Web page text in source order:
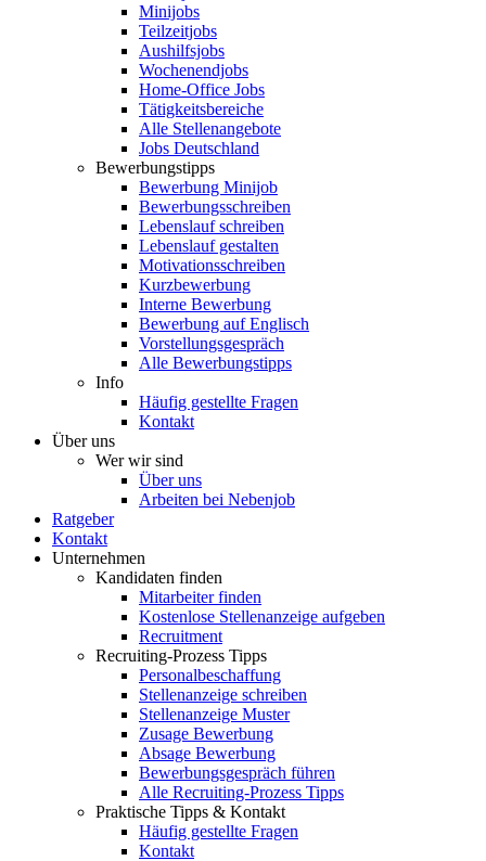
Minijobs
Teilzeitjobs
Aushilfsjobs
Wochenendjobs
Home-Office Jobs
Tätigkeitsbereiche
Alle Stellenangebote
Jobs Deutschland
Bewerbungstipps
Bewerbung Minijob
Bewerbungsschreiben
Lebenslauf schreiben
Lebenslauf gestalten
Motivationsschreiben
Kurzbewerbung
Interne Bewerbung
Bewerbung auf Englisch
Vorstellungsgespräch
Alle Bewerbungstipps
Info
Häufig gestellte Fragen
Kontakt
Über uns
Wer wir sind
Über uns
Arbeiten bei Nebenjob
Ratgeber
Kontakt
Unternehmen
Kandidaten finden
Mitarbeiter finden
Kostenlose Stellenanzeige aufgeben
Recruitment
Recruiting-Prozess Tipps
Personalbeschaffung
Stellenanzeige schreiben
Stellenanzeige Muster
Zusage Bewerbung
Absage Bewerbung
Bewerbungsgespräch führen
Alle Recruiting-Prozess Tipps
Praktische Tipps & Kontakt
Häufig gestellte Fragen
Kontakt